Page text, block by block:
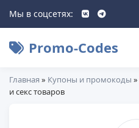
Мы в соцсетях:
Promo-Codes
Главная » Купоны и промокоды »
и секс товаров